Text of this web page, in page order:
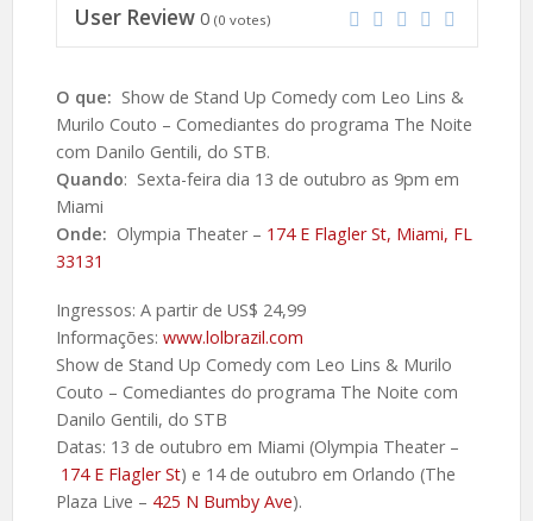
User Review 0 (0 votes)
O que: Show de Stand Up Comedy com Leo Lins &
Murilo Couto – Comediantes do programa The Noite
com Danilo Gentili, do STB.
Quando: Sexta-feira dia 13 de outubro as 9pm em
Miami
Onde: Olympia Theater – 174 E Flagler St, Miami, FL
33131
Ingressos: A partir de US$ 24,99
Informações: www.lolbrazil.com
Show de Stand Up Comedy com Leo Lins & Murilo
Couto – Comediantes do programa The Noite com
Danilo Gentili, do STB
Datas: 13 de outubro em Miami (Olympia Theater –
174 E Flagler St) e 14 de outubro em Orlando (The
Plaza Live – 425 N Bumby Ave).